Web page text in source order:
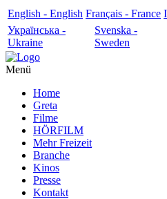
English - English Français - France
Українська -
Ukraine
Svenska -
Sweden
Menü
Home
Greta
Filme
HÖRFILM
Mehr Freizeit
Branche
Kinos
Presse
Kontakt